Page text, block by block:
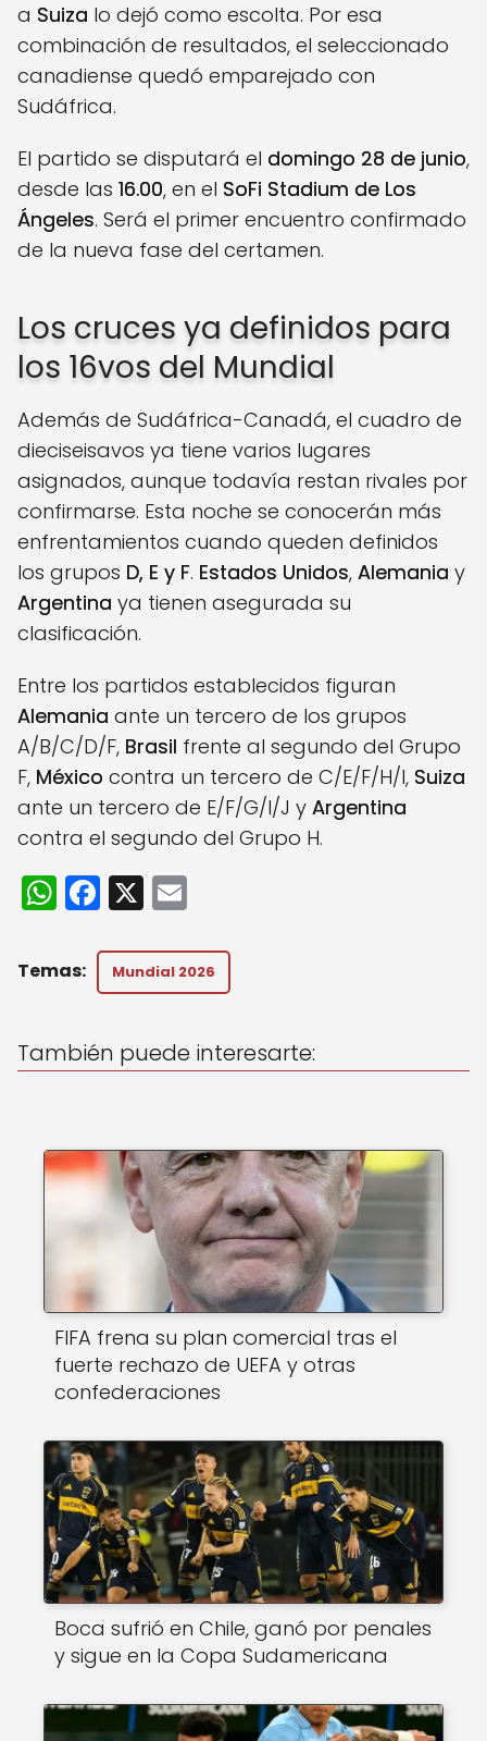
a Suiza lo dejó como escolta. Por esa
combinación de resultados, el seleccionado
canadiense quedó emparejado con
Sudáfrica.
El partido se disputará el domingo 28 de junio,
desde las 16.00, en el SoFi Stadium de Los
Ángeles. Será el primer encuentro confirmado
de la nueva fase del certamen.
Los cruces ya definidos para
los 16vos del Mundial
Además de Sudáfrica-Canadá, el cuadro de
dieciseisavos ya tiene varios lugares
asignados, aunque todavía restan rivales por
confirmarse. Esta noche se conocerán más
enfrentamientos cuando queden definidos
los grupos D, E y F. Estados Unidos, Alemania y
Argentina ya tienen asegurada su
clasificación.
Entre los partidos establecidos figuran
Alemania ante un tercero de los grupos
A/B/C/D/F, Brasil frente al segundo del Grupo
F, México contra un tercero de C/E/F/H/I, Suiza
ante un tercero de E/F/G/I/J y Argentina
contra el segundo del Grupo H.
W
h
a
A
p
F
a
c
e
o
k
X
ai
l
Mundial 2026
También puede interesarte:
FIFA frena su plan comercial tras el
fuerte rechazo de UEFA y otras
confederaciones
Boca sufrió en Chile, ganó por penales
y sigue en la Copa Sudamericana